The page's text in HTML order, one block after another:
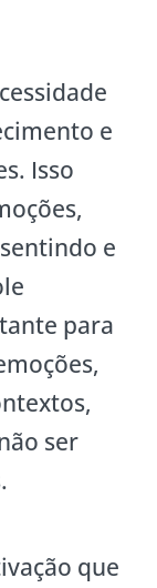
e
Isso
e
para
ser
que